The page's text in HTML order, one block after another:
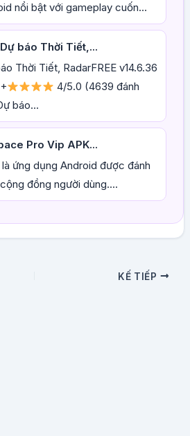
nổi bật với gameplay cuốn...
báo Thời Tiết,...
Thời Tiết, RadarFREE v14.6.36
4/5.0 (4639 đánh
báo...
Pro Vip APK...
ứng dụng Android được đánh
đồng người dùng....
KẾ TIẾP